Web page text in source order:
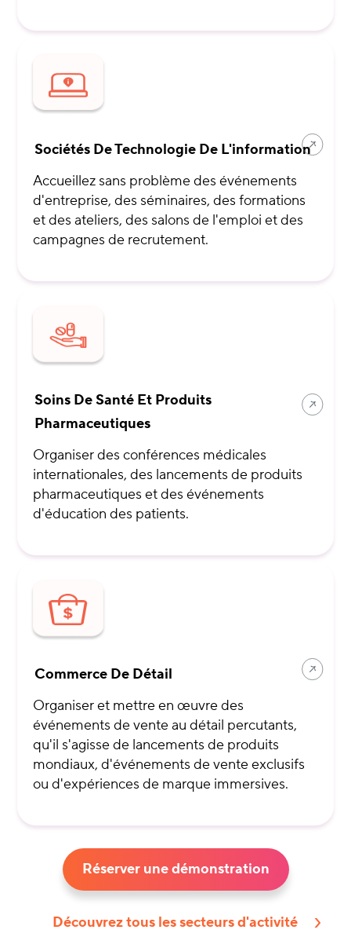
Sociétés De Technologie De L'information
Accueillez sans problème des événements
d'entreprise, des séminaires, des formations
et des ateliers, des salons de l'emploi et des
campagnes de recrutement.
Soins De Santé Et Produits
Pharmaceutiques
Organiser des conférences médicales
internationales, des lancements de produits
pharmaceutiques et des événements
d'éducation des patients.
Commerce De Détail
Organiser et mettre en œuvre des
événements de vente au détail percutants,
qu'il s'agisse de lancements de produits
mondiaux, d'événements de vente exclusifs
ou d'expériences de marque immersives.
Réserver une démonstration
Découvrez tous les secteurs d'activité